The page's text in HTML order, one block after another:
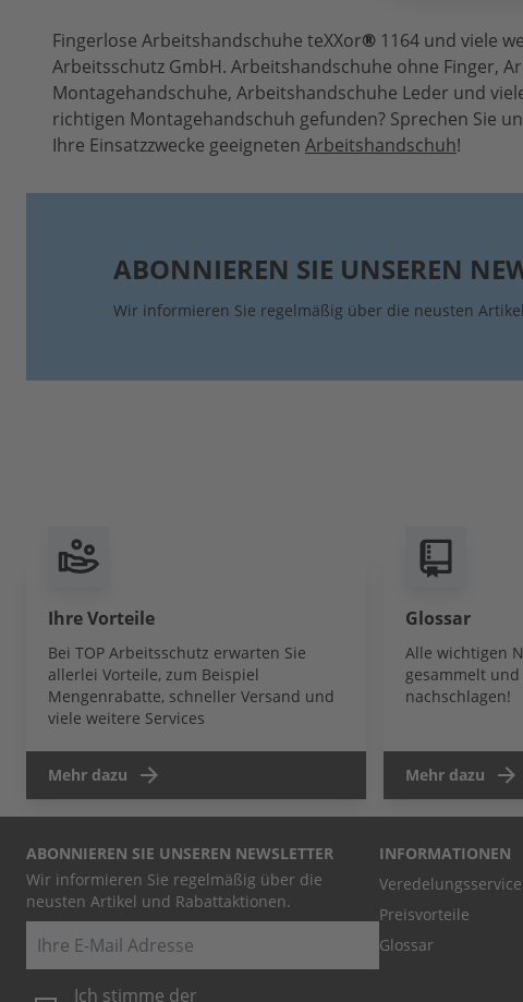
Fingerlose Arbeitshandschuhe teXXor® 1164 und viele
Arbeitsschutz GmbH. Arbeitshandschuhe ohne Finger,
Montagehandschuhe, Arbeitshandschuhe Leder und
richtigen Montagehandschuh gefunden? Sprechen Sie
Ihre Einsatzzwecke geeigneten Arbeitshandschuh!
ABONNIEREN SIE UNSEREN
Wir informieren Sie regelmäßig über die neusten
Ihre Vorteile
Bei TOP Arbeitsschutz erwarten Sie
allerlei Vorteile, zum Beispiel
Mengenrabatte, schneller Versand und
viele weitere Services
Mehr dazu
Glossar
Alle wichtigen
gesammelt
nachschlagen!
Mehr dazu
ABONNIEREN SIE UNSEREN NEWSLETTER
Wir informieren Sie regelmäßig über die
neusten Artikel und Rabattaktionen.
E-Mail
Ich stimme der
INFORMATIONEN
Veredelungsservice
Preisvorteile
Glossar